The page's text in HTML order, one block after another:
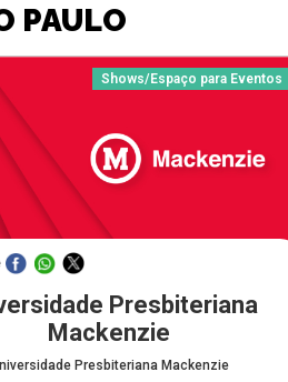
PAULO
Shows/Espaço para Eventos
Presbiteriana
Mackenzie
Presbiteriana Mackenzie